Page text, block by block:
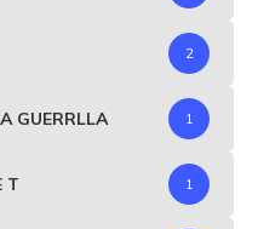
2
GUERRLLA 1
T 1